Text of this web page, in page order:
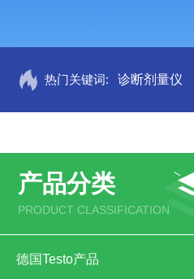
热门关键词: 诊断剂量仪
产品分类
PRODUCT CLASSIFICATION
德国Testo产品